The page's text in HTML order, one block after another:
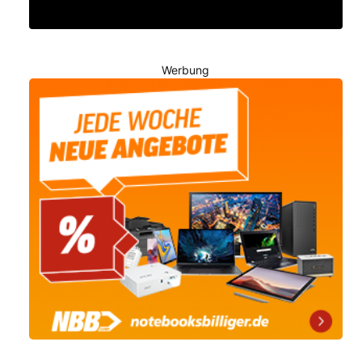
Werbung